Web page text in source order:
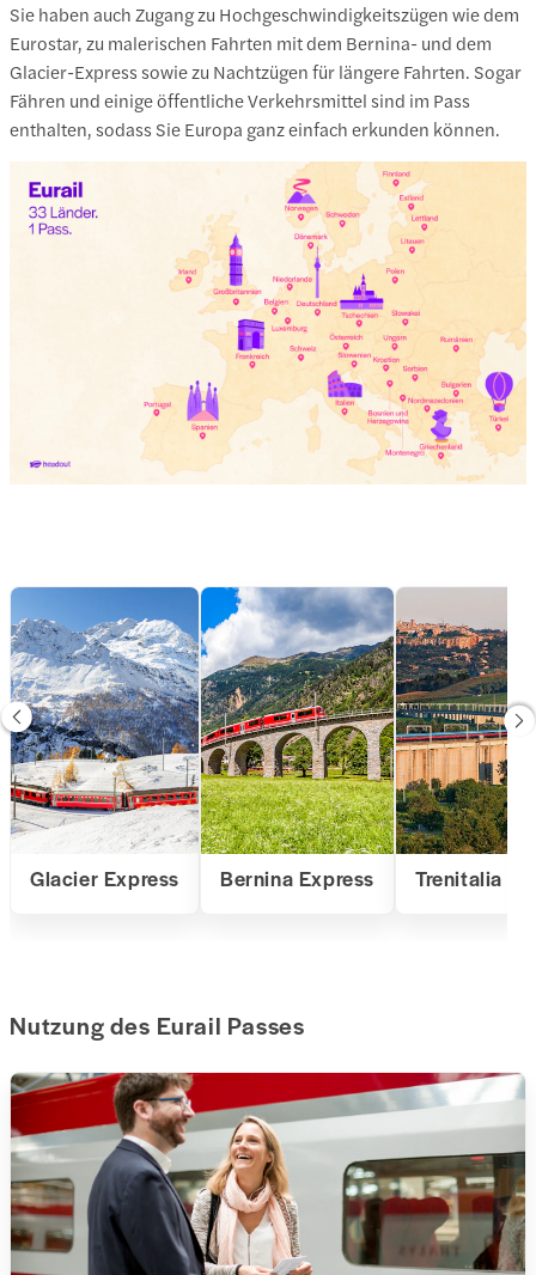
Sie haben auch Zugang zu Hochgeschwindigkeitszügen wie dem
Eurostar, zu malerischen Fahrten mit dem Bernina- und dem
Glacier-Express sowie zu Nachtzügen für längere Fahrten. Sogar
Fähren und einige öffentliche Verkehrsmittel sind im Pass
enthalten, sodass Sie Europa ganz einfach erkunden können.
Glacier Express Bernina Express Trenitalia
Nutzung des Eurail Passes